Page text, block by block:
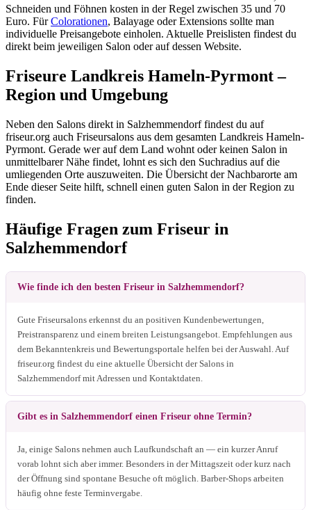
Schneiden und Föhnen kosten in der Regel zwischen 35 und 70
Euro. FürColorationen, Balayage oder Extensions sollte man
individuelle Preisangebote einholen. Aktuelle Preislisten findest du
direkt beim jeweiligen Salon oder auf dessen Website.
Friseure Landkreis Hameln-Pyrmont –
Region und Umgebung
Neben den Salons direkt in Salzhemmendorf findest du auf
friseur.org auch Friseursalons aus dem gesamten Landkreis Hameln-
Pyrmont. Gerade wer auf dem Land wohnt oder keinen Salon in
unmittelbarer Nähe findet, lohnt es sich den Suchradius auf die
umliegenden Orte auszuweiten. Die Übersicht der Nachbarorte am
Ende dieser Seite hilft, schnell einen guten Salon in der Region zu
finden.
Häufige Fragen zum Friseur in
Salzhemmendorf
Wie finde ich den besten Friseur in Salzhemmendorf?
Gute Friseursalons erkennst du an positiven Kundenbewertungen,
Preistransparenz und einem breiten Leistungsangebot. Empfehlungen aus
dem Bekanntenkreis und Bewertungsportale helfen bei der Auswahl. Auf
friseur.org findest du eine aktuelle Übersicht der Salons in
Salzhemmendorf mit Adressen und Kontaktdaten.
Gibt es in Salzhemmendorf einen Friseur ohne Termin?
Ja, einige Salons nehmen auch Laufkundschaft an — ein kurzer Anruf
vorab lohnt sich aber immer. Besonders in der Mittagszeit oder kurz nach
der Öffnung sind spontane Besuche oft möglich. Barber-Shops arbeiten
häufig ohne feste Terminvergabe.